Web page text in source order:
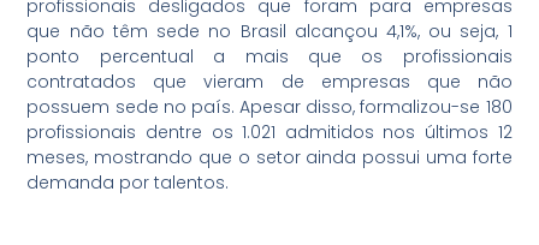
profissionais desligados que foram para empresas
que não têm sede no Brasil alcançou 4,1%, ou seja, 1
ponto percentual a mais que os profissionais
contratados que vieram de empresas que não
possuem sede no país. Apesar disso, formalizou-se 180
profissionais dentre os 1.021 admitidos nos últimos 12
meses​, mostrando que o setor ainda possui uma forte
demanda por talentos.